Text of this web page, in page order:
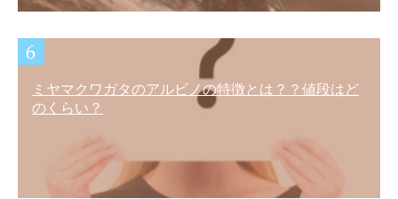
ミヤマクワガタのアルビノの特徴とは？？値段はど
のくらい？